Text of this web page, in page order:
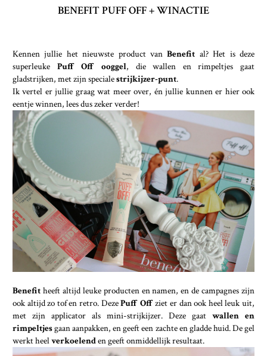
BENEFIT PUFF OFF + WINACTIE
Kennen jullie het nieuwste product vanBenefit al? Het is deze
superleuke Puff Off ooggel, die wallen en rimpeltjes gaat
gladstrijken, met zijn specialestrijkijzer-punt.
Ik vertel er jullie graag wat meer over, én jullie kunnen er hier ook
eentje winnen, lees dus zeker verder!
Benefit heeft altijd leuke producten en namen, en de campagnes zijn
ook altijd zo tof en retro. DezePuff Offziet er dan ook heel leuk uit,
met zijn applicator als mini-strijkijzer. Deze gaat wallen en
rimpeltjesgaan aanpakken, en geeft een zachte en gladde huid. De gel
werkt heelverkoelenden geeft onmiddellijk resultaat.